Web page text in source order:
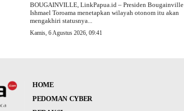
BOUGAINVILLE, LinkPapua.id – Presiden Bougainville
Ishmael Toroama menetapkan wilayah otonom itu akan
mengakhiri statusnya...
Kamis, 6 Agustus 2026, 09:41
HOME
PEDOMAN CYBER